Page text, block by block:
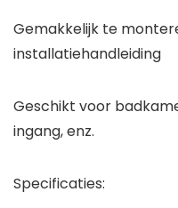
Gemakkelijk te
installatiehandleiding
Geschikt voor
ingang, enz.
Specificaties: